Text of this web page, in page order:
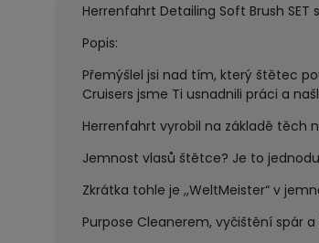
Herrenfahrt Detailing Soft Brush
Popis:
Přemýšlel jsi nad tím, který štětec
Cruisers jsme Ti usnadnili práci a
Herrenfahrt vyrobil na základě těch
Jemnost vlasů štětce? Je to
Zkrátka tohle je ,,WeltMeister“ v
Purpose Cleanerem, vyčištění spár